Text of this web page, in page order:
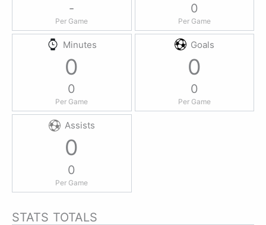
-
Per Game
0
Per Game
Minutes
0
0
Per Game
Goals
0
0
Per Game
Assists
0
0
Per Game
STATS TOTALS